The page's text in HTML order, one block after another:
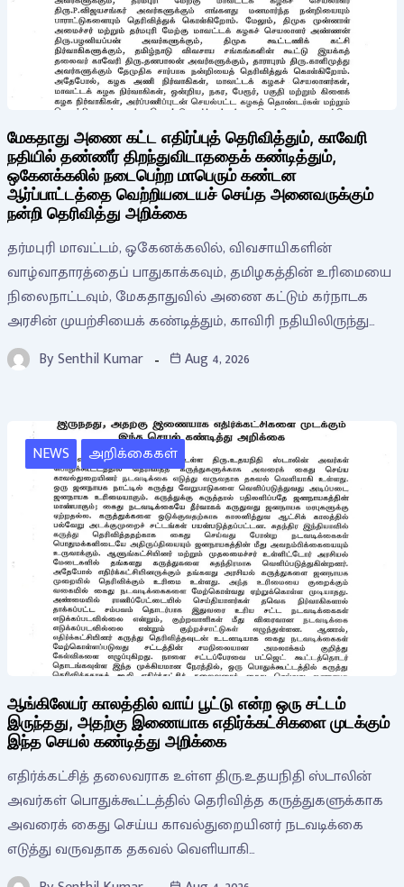
மேகதாது அணை கட்ட எதிர்ப்புத் தெரிவித்தும், காவேரி
நதியில் தண்ணீர் திறந்துவிடாததைக் கண்டித்தும்,
ஒகேனக்கலில் நடைபெற்ற மாபெரும் கண்டன
ஆர்ப்பாட்டத்தை வெற்றியடையச் செய்த அனைவருக்கும்
நன்றி தெரிவித்து அறிக்கை
தர்மபுரி மாவட்டம், ஒகேனக்கலில், விவசாயிகளின்
வாழ்வாதாரத்தைப் பாதுகாக்கவும், தமிழகத்தின் உரிமையை
நிலைநாட்டவும், மேகதாதுவில் அணை கட்டும் கர்நாடக
அரசின் முயற்சியைக் கண்டித்தும், காவிரி நதியிலிருந்து…
BySenthil Kumar Aug 4, 2026
NEWS அறிக்கைகள்
ஆங்கிலேயர் காலத்தில் வாய் பூட்டு என்ற ஒரு சட்டம்
இருந்தது, அதற்கு இணையாக எதிர்க்கட்சிகளை முடக்கும்
இந்த செயல் கண்டித்து அறிக்கை
எதிர்க்கட்சித் தலைவராக உள்ள திரு.உதயநிதி ஸ்டாலின்
அவர்கள் பொதுக்கூட்டத்தில் தெரிவித்த கருத்துகளுக்காக
அவரைக் கைது செய்ய காவல்துறையினர் நடவடிக்கை
எடுத்து வருவதாக தகவல் வெளியாகி…